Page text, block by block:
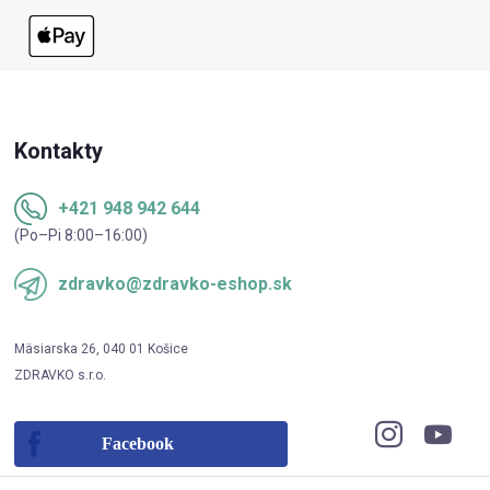
Kontakty
+421 948 942 644
(Po–Pi 8:00–16:00)
zdravko@zdravko-eshop.sk